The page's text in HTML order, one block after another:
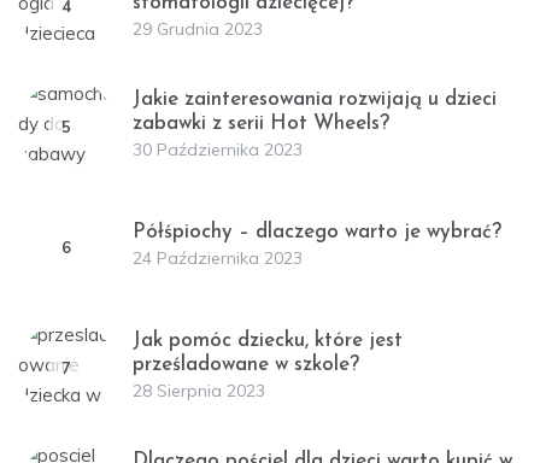
4
29 Grudnia 2023
5
Jakie zainteresowania rozwijają u dzieci
zabawki z serii Hot Wheels?
30 Października 2023
6
Półśpiochy – dlaczego warto je wybrać?
24 Października 2023
7
Jak pomóc dziecku, które jest
prześladowane w szkole?
28 Sierpnia 2023